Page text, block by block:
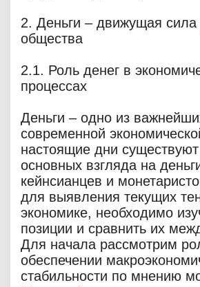
2. Деньги – движущая сила
общества
2.1. Роль денег в
процессах
Деньги – одно из
современной
настоящие дни
основных взгляда на
кейнсианцев и
для выявления текущих
экономике, необходимо
позиции и сравнить их
Для начала рассмотрим
обеспечении
стабильности по мнению